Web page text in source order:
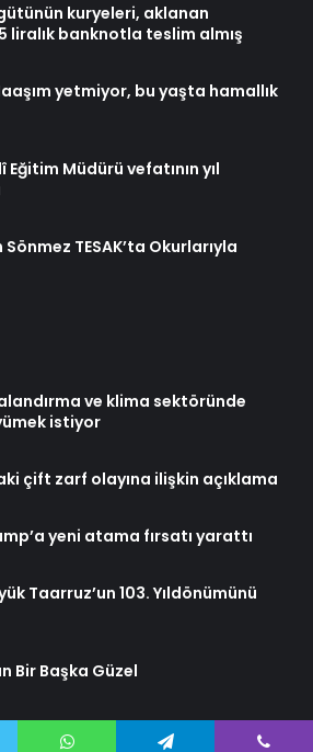
kuryeleri, aklanan
liralık banknotla teslim almış
yetmiyor, bu yaşta hamallık
Eğitim Müdürü vefatının yıl
TESAK’ta Okurlarıyla
ve klima sektöründe
istiyor
çift zarf olayına ilişkin açıklama
yeni atama fırsatı yarattı
Taarruz’un 103. Yıldönümünü
Bir Başka Güzel